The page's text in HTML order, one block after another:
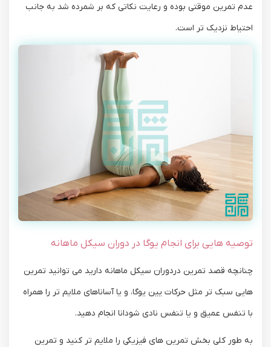
عدم تمرین موقتی بوده و رعایت نکاتی که بر شمرده شد به جانب
احتیاط نزدیک تر است.
توصیه هایی برای انجام یوگا در دوران سیکل ماهانه
چنانچه قصد تمرین دردوران سیکل ماهانه دارید می توانید تمرین
هایی سبک تر مثل حرکات یین یوگا، و یا آساناهای ملایم تر را همراه
با تنفس عمیق و یا تنفس نادی شودانا انجام دهید.
به طور کلی بخش تمرین های فیزیکی را ملایم تر کنید و تمرین